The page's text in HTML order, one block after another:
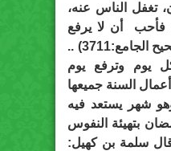
تغفل الناس عنه،
فأحب أن لا يرفع
عملي إلا وأنا صائم” (صحيح الجامع:3711) ..
يوم وترفع يوم
السنة جميعها
شهر يستعد فيه
بتهيئة النفوس
قال سلمة بن كهيل: